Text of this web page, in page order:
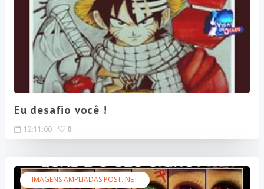
Eu desafio você !
12:11:00 0
IMAGENS AMPLIADAS POST. NET